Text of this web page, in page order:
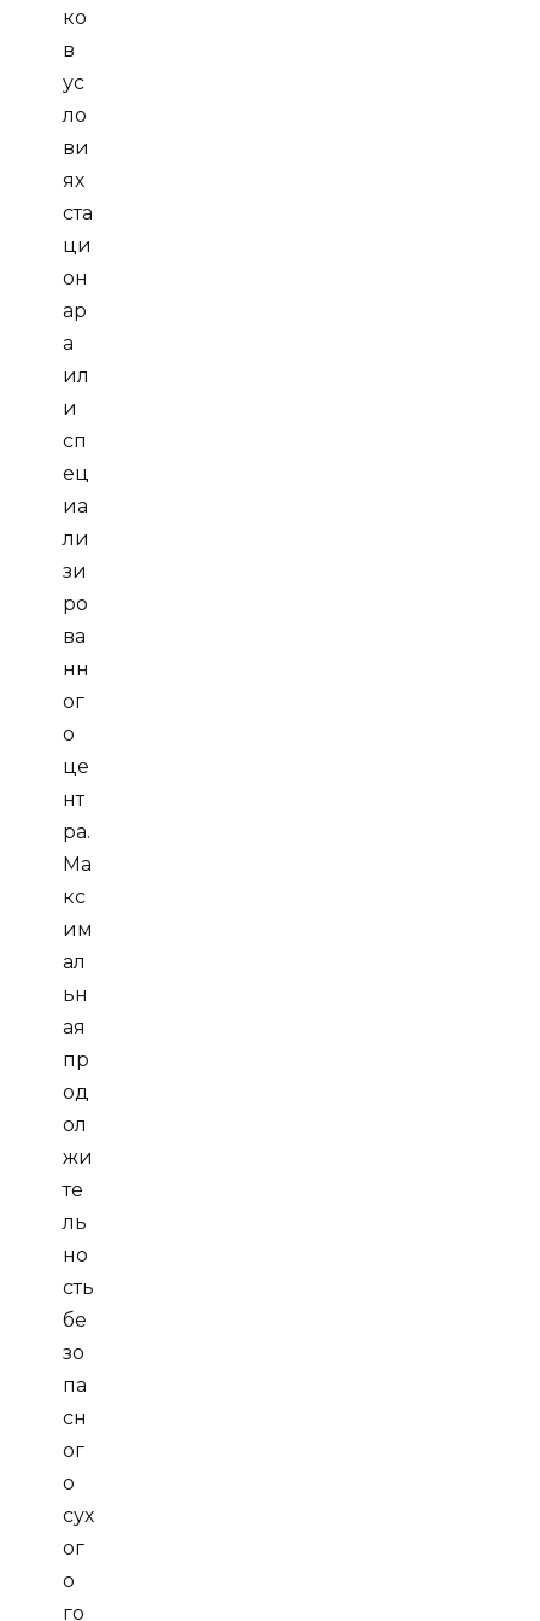
ко
в
ус
ло
ви
ях
ста
ци
он
ар
а
ил
и
сп
ец
иа
ли
зи
ро
ва
нн
ог
о
це
нт
ра.
Ма
кс
им
ал
ьн
ая
пр
од
ол
жи
те
ль
но
сть
бе
зо
па
сн
ог
о
сух
ог
о
го